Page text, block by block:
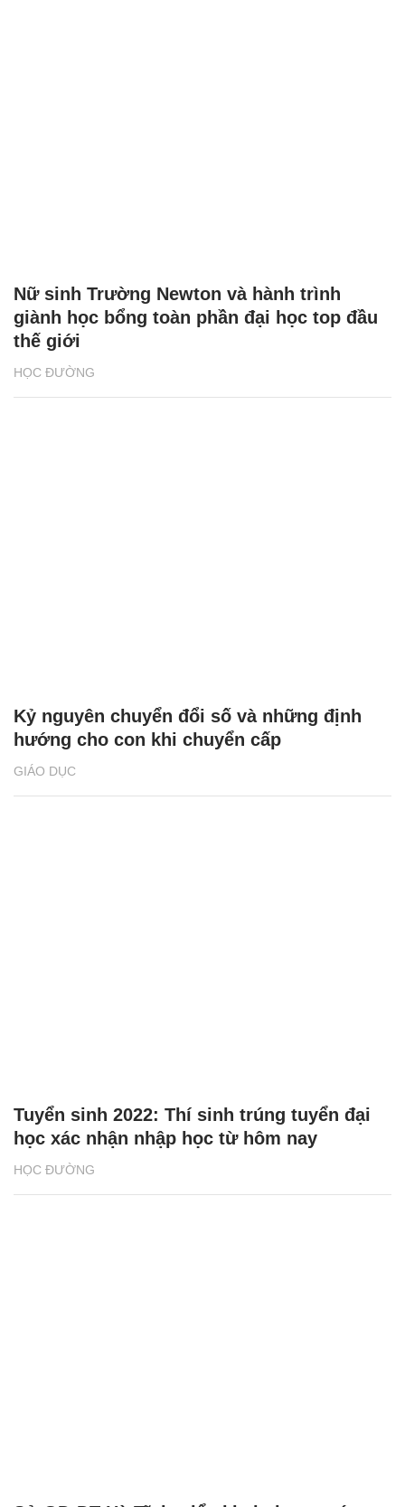
HỌC ĐƯỜNG
Nữ sinh Trường Newton và hành trình
giành học bổng toàn phần đại học top đầu
thế giới
GIÁO DỤC
Kỷ nguyên chuyển đổi số và những định
hướng cho con khi chuyển cấp
HỌC ĐƯỜNG
Tuyển sinh 2022: Thí sinh trúng tuyển đại
học xác nhận nhập học từ hôm nay